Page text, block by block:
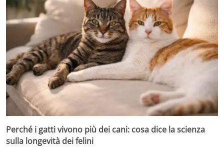
Perché i gatti vivono più dei cani: cosa dice la scienza
sulla longevità dei felini